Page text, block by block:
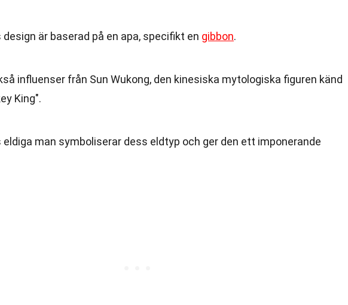
design är baserad på en apa, specifikt en gibbon.
influenser från Sun Wukong, den kinesiska mytologiska figuren känd
King".
eldiga man symboliserar dess eldtyp och ger den ett imponerande